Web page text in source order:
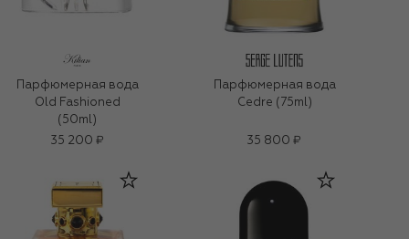
Парфюмерная вода
Old Fashioned
(50ml)
35 200 ₽
Парфюмерная вода
Cedre (75ml)
35 800 ₽